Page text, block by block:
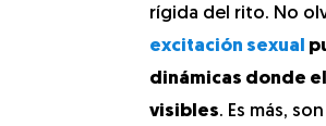
rígida del rito. No
excitación sexual
dinámicas donde
visibles. Es más,